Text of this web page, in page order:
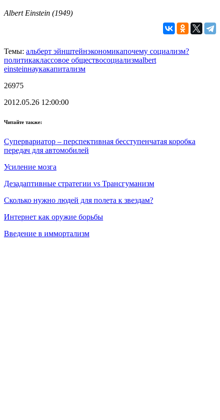
Albert Einstein (1949)
Темы: альберт эйнштейнэкономикапочему социализм?
политикаклассовое обществосоциализмalbert
einsteinнаукакапитализм
26975
2012.05.26 12:00:00
Читайте также:
Супервариатор – перспективная бесступенчатая коробка
передач для автомобилей
Усиление мозга
Дезадаптивные стратегии vs Трансгуманизм
Сколько нужно людей для полета к звездам?
Интернет как оружие борьбы
Введение в иммортализм